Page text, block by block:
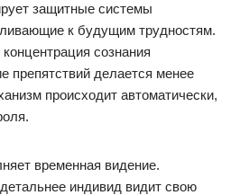
защитные системы
к будущим трудностям.
сознания
препятствий делается менее
происходит автоматически,
временная видение.
индивид видит свою